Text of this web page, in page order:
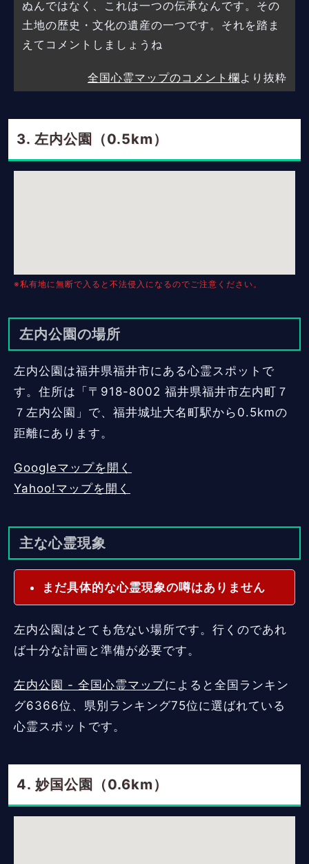
ぬんではなく、これは一つの伝承なんです。その
土地の歴史・文化の遺産の一つです。それを踏ま
えてコメントしましょうね
全国心霊マップのコメント欄より抜粋
左内公園（0.5km）
※私有地に無断で入ると不法侵入になるのでご注意ください。
左内公園の場所
左内公園は福井県福井市にある心霊スポットで
す。住所は「〒918-8002 福井県福井市左内町７
７左内公園」で、福井城址大名町駅から0.5kmの
距離にあります。
Googleマップを開く
Yahoo!マップを開く
主な心霊現象
まだ具体的な心霊現象の噂はありません
左内公園はとても危ない場所です。行くのであれ
ば十分な計画と準備が必要です。
左内公園 - 全国心霊マップによると全国ランキン
グ6366位、県別ランキング75位に選ばれている
心霊スポットです。
妙国公園（0.6km）